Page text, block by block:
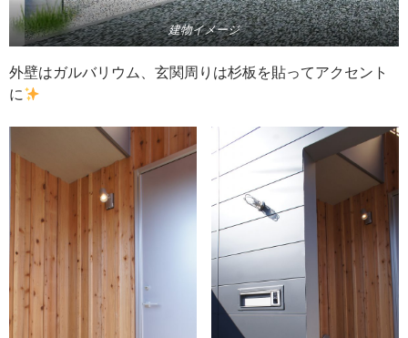
建物イメージ
外壁はガルバリウム、玄関周りは杉板を貼ってアクセント
に